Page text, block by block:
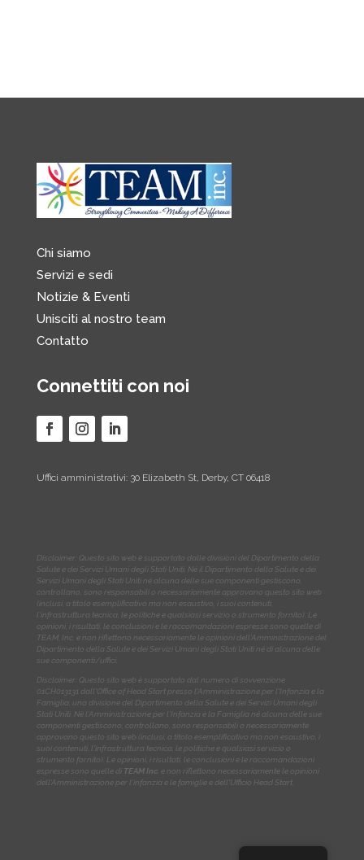
Chi siamo
Servizi e sedi
Notizie & Eventi
Unisciti al nostro team
Contatto
Connettiti con noi
Uffici amministrativi: 30 Elizabeth St, Derby, CT 06418
Disclaimer: Questo sito web è supportato dalle divisioni del Dipartimento della
Salute e dei Servizi Umani degli Stati Uniti. Né il Dipartimento della Salute e dei
Servizi Umani degli Stati Uniti né alcuna delle sue componenti gestiscono,
controllano, sono responsabili o necessariamente approvano questo sito web
(inclusi, a titolo esemplificativo ma non esaustivo, i suoi contenuti,
l'infrastruttura tecnica, le politiche e qualsiasi servizio o strumento fornito). Le
opinioni, i risultati, le conclusioni e le raccomandazioni espresse sono quelle di
TEAM, Inc. e non riflettono necessariamente le opinioni dell'Amministrazione del
Dipartimento della Salute e dei Servizi Umani degli Stati Uniti né di alcuna delle
sue componenti/uffici.
Disclaimer: Questo sito web è supportato dal numero di sovvenzione
01CH013131 dall'Office of Head Start presso l'Amministrazione per l'Infanzia e la
Famiglia, una divisione del Dipartimento della Salute e dei Servizi Umani degli
Stati Uniti. Né l'Amministrazione per l'Infanzia e la Famiglia né alcuna delle sue
componenti gestiscono, controllano, sono responsabili o necessariamente
approvano questo sito web (inclusi, a titolo esemplificativo ma non esaustivo, i
suoi contenuti, l'infrastruttura tecnica, le politiche e qualsiasi servizio o
strumento fornito). Le opinioni, i risultati, le conclusioni e le raccomandazioni
espresse sono quelle di TEAM Inc. e non riflettono necessariamente le opinioni
dell'Amministrazione per l'infanzia e le famiglie e dell'Ufficio Head Start.